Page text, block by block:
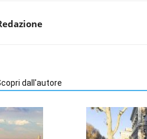
dall'autore